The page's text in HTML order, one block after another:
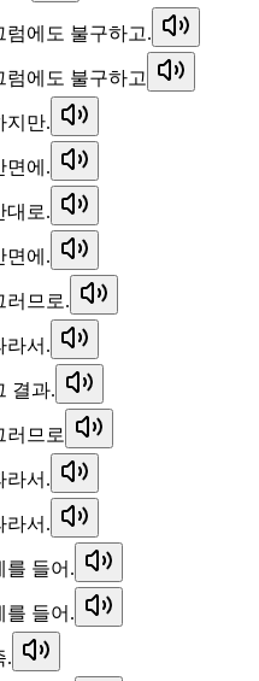
럼에도 불구하고.
럼에도 불구하고
지만.
면에.
대로.
면에.
러므로.
라서.
결과.
러므로
라서.
라서.
를 들어.
를 들어.
.